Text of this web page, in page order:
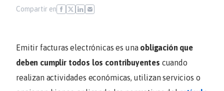
Compartir en
Emitir facturas electrónicas es unaobligación que
deben cumplir todos los contribuyentes cuando
realizan actividades económicas, utilizan servicios o